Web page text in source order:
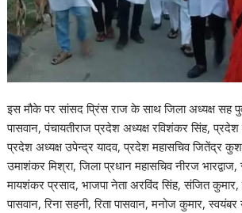
इस मौके पर सांसद प्रिंस राज के साथ जिला अध्यक्ष सह
पासवान, पंचायतीराज प्रदेश अध्यक्ष रविशंकर सिंह, प्रदेश
प्रदेश अध्यक्ष उपेन्द्र यादव, प्रदेश महासचिव जितेंद्र
उमाशंकर मिश्रा, जिला प्रधान महासचिव नीरज
मायशंकर प्रसाद, भाजपा नेता अरविंद सिंह, संजित
पासवान, रिना सहनी, रिता पासवान, मनोज कुमार, स्वयंबर